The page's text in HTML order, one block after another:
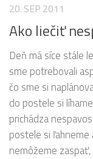
20. SEP 2011
Ako liečiť
Deň má síce stále
sme potrebovali
čo sme si
do postele si
prichádza
postele si ľahneme
nemôžeme